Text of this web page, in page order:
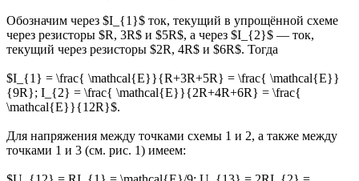
Обозначим через $I_{1}$ ток, текущий в упрощённой схеме
через резисторы $R, 3R$ и $5R$, а через $I_{2}$ — ток,
текущий через резисторы $2R, 4R$ и $6R$. Тогда
$I_{1} = \frac{ \mathcal{E}}{R+3R+5R} = \frac{ \mathcal{E}}
{9R}; I_{2} = \frac{ \mathcal{E}}{2R+4R+6R} = \frac{
\mathcal{E}}{12R}$.
Для напряжения между точками схемы 1 и 2, а также между
точками 1 и 3 (см. рис. 1) имеем: